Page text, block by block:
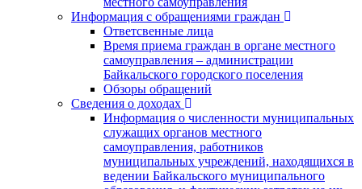
Информация с обращениями граждан
Ответсвенные лица
Время приема граждан в органе местного
самоуправления – администрации
Байкальского городского поселения
Обзоры обращений
Сведения о доходах
Информация о численности муниципальных
служащих органов местного
самоуправления, работников
муниципальных учреждений, находящихся в
ведении Байкальского муниципального